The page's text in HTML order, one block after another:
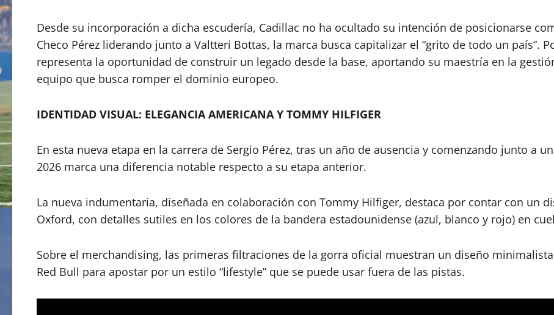
Desde su incorporación a dicha escudería, Cadillac no ha ocultado su intención de posicionarse
Checo Pérez liderando junto a Valtteri Bottas, la marca busca capitalizar el “grito de todo un país”.
representa la oportunidad de construir un legado desde la base, aportando su maestría en la
equipo que busca romper el dominio europeo.
IDENTIDAD VISUAL: ELEGANCIA AMERICANA Y TOMMY HILFIGER
En esta nueva etapa en la carrera de Sergio Pérez, tras un año de ausencia y comenzando junto a
2026 marca una diferencia notable respecto a su etapa anterior.
La nueva indumentaria, diseñada en colaboración con Tommy Hilfiger, destaca por contar con un
Oxford, con detalles sutiles en los colores de la bandera estadounidense (azul, blanco y rojo) en
​Sobre el merchandising, las primeras filtraciones de la gorra oficial muestran un diseño
Red Bull para apostar por un estilo “lifestyle” que se puede usar fuera de las pistas.